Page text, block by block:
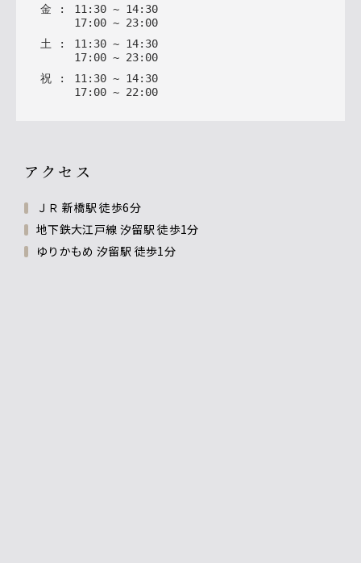
金 : 11 : 30 ~ 14: 30
17: 00 ~ 23: 00
土 : 11 : 30 ~ 14: 30
17: 00 ~ 23: 00
祝 : 11: 30 ~ 14: 30
17: 00 ~ 22: 00
アクセス
ＪＲ 新橋駅 徒歩6分
地下鉄大江戸線 汐留駅 徒歩1分
ゆりかもめ 汐留駅 徒歩1分